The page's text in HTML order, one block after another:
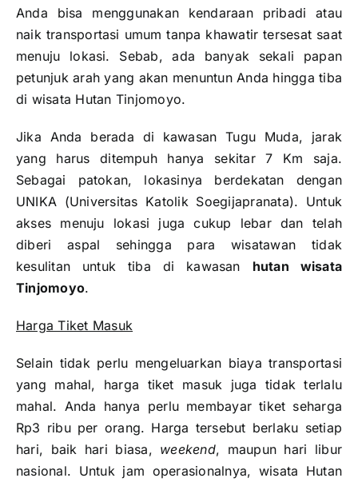
Anda bisa menggunakan kendaraan pribadi atau
naik transportasi umum tanpa khawatir tersesat saat
menuju lokasi. Sebab, ada banyak sekali papan
petunjuk arah yang akan menuntun Anda hingga tiba
di wisata Hutan Tinjomoyo.
Jika Anda berada di kawasan Tugu Muda, jarak
yang harus ditempuh hanya sekitar 7 Km saja.
Sebagai patokan, lokasinya berdekatan dengan
UNIKA (Universitas Katolik Soegijapranata). Untuk
akses menuju lokasi juga cukup lebar dan telah
diberi aspal sehingga para wisatawan tidak
kesulitan untuk tiba di kawasan hutan wisata
Tinjomoyo.
Harga Tiket Masuk
Selain tidak perlu mengeluarkan biaya transportasi
yang mahal, harga tiket masuk juga tidak terlalu
mahal. Anda hanya perlu membayar tiket seharga
Rp3 ribu per orang. Harga tersebut berlaku setiap
hari, baik hari biasa, weekend, maupun hari libur
nasional. Untuk jam operasionalnya, wisata Hutan